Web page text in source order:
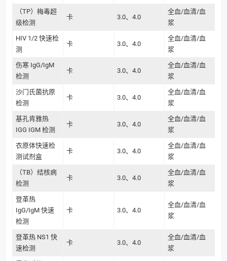
（TP）梅毒超
级检测
卡 3.0、4.0
全血/血清/血
浆
HIV 1/2 快速检
测
卡 3.0、4.0
全血/血清/血
浆
伤寒 IgG/IgM
检测
卡 3.0、4.0
全血/血清/血
浆
沙门氏菌抗原
检测
卡 3.0、4.0
全血/血清/血
浆
基孔肯雅热
IGG IGM 检测
卡 3.0、4.0
全血/血清/血
浆
衣原体快速检
测试剂盒
卡 3.0、4.0
全血/血清/血
浆
（TB）结核病
检测
卡 3.0、4.0
全血/血清/血
浆
登革热
IgG/IgM 快速
检测
卡 3.0、4.0
全血/血清/血
浆
登革热 NS1 快
速检测
卡 3.0、4.0
全血/血清/血
浆